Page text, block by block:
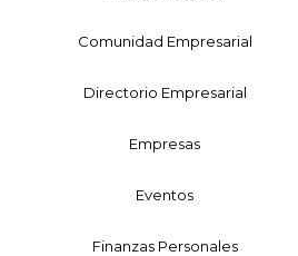
Comunidad Empresarial
Directorio Empresarial
Empresas
Eventos
Finanzas Personales